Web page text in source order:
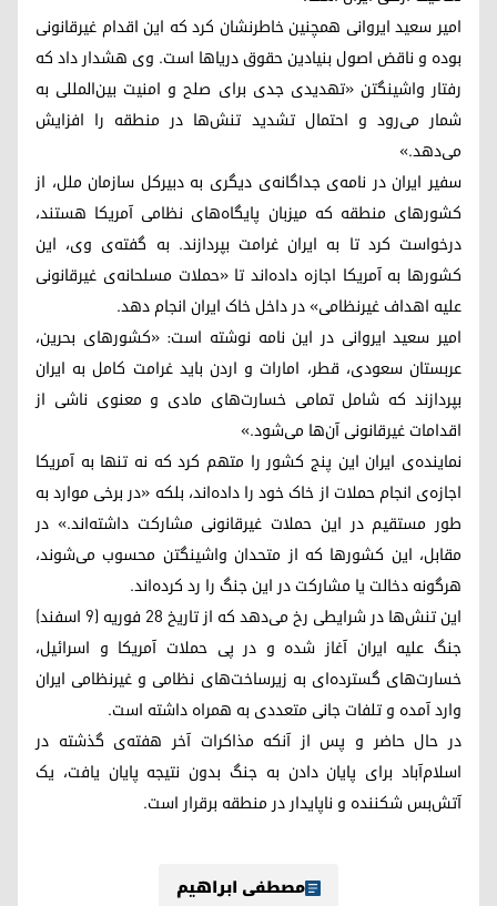
امیر سعید ایروانی همچنین خاطرنشان کرد که این اقدام غیرقانونی
بوده و ناقض اصول بنیادین حقوق دریاها است. وی هشدار داد که
رفتار واشینگتن «تهدیدی جدی برای صلح و امنیت بین‌المللی به
شمار می‌رود و احتمال تشدید تنش‌ها در منطقه را افزایش
می‌دهد.»
سفیر ایران در نامه‌ی جداگانه‌ی دیگری به دبیرکل سازمان ملل، از
کشورهای منطقه که میزبان پایگاه‌های نظامی آمریکا هستند،
درخواست کرد تا به ایران غرامت بپردازند. به گفته‌ی وی، این
کشورها به آمریکا اجازه داده‌اند تا «حملات مسلحانه‌ی غیرقانونی
علیه اهداف غیرنظامی» در داخل خاک ایران انجام دهد.
امیر سعید ایروانی در این نامه نوشته است: «کشورهای بحرین،
عربستان سعودی، قطر، امارات و اردن باید غرامت کامل به ایران
بپردازند که شامل تمامی خسارت‌های مادی و معنوی ناشی از
اقدامات غیرقانونی آن‌ها می‌شود.»
نماینده‌ی ایران این پنج کشور را متهم کرد که نه تنها به آمریکا
اجازه‌ی انجام حملات از خاک خود را داده‌اند، بلکه «در برخی موارد به
طور مستقیم در این حملات غیرقانونی مشارکت داشته‌اند.» در
مقابل، این کشورها که از متحدان واشینگتن محسوب می‌شوند،
هرگونه دخالت یا مشارکت در این جنگ را رد کرده‌اند.
این تنش‌ها در شرایطی رخ می‌دهد که از تاریخ ۲۸ فوریه (۹ اسفند)
جنگ علیه ایران آغاز شده و در پی حملات آمریکا و اسرائیل،
خسارت‌های گسترده‌ای به زیرساخت‌های نظامی و غیرنظامی ایران
وارد آمده و تلفات جانی متعددی به همراه داشته است.
در حال حاضر و پس از آنکه مذاکرات آخر هفته‌ی گذشته در
اسلام‌آباد برای پایان دادن به جنگ بدون نتیجه پایان یافت، یک
آتش‌بس شکننده و ناپایدار در منطقه برقرار است.
مصطفی ابراهیم